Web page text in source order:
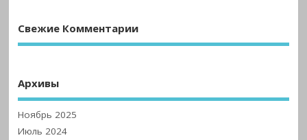
Свежие Комментарии
Архивы
Ноябрь 2025
Июль 2024